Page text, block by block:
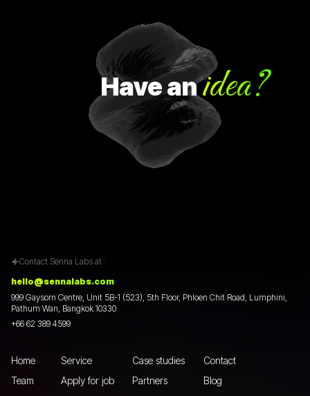
Haveanidea?
Contact Senna Labs at :
hello@sennalabs.com
999 Gaysorn Centre, Unit 5B-1 (523), 5th Floor, Phloen Chit Road, Lumphini,
Pathum Wan, Bangkok 10330
+66 62 389 4599
Home Service Case studies
Contact
Team
Apply for job Partners Blog